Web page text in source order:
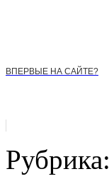
ВПЕРВЫЕ НА САЙТЕ?
Рубрика: